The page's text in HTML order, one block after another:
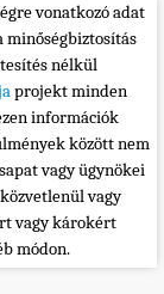
vonatkozó adat
minőségbiztosítás
nélkül
projekt minden
információk
között nem
vagy ügynökei
vagy
vagy károkért
módon.